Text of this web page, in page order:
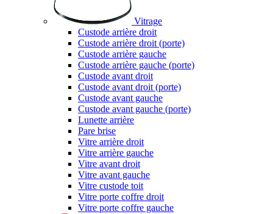
Vitrage
Custode arrière droit
Custode arrière droit (porte)
Custode arrière gauche
Custode arrière gauche (porte)
Custode avant droit
Custode avant droit (porte)
Custode avant gauche
Custode avant gauche (porte)
Lunette arrière
Pare brise
Vitre arrière droit
Vitre arrière gauche
Vitre avant droit
Vitre avant gauche
Vitre custode toit
Vitre porte coffre droit
Vitre porte coffre gauche